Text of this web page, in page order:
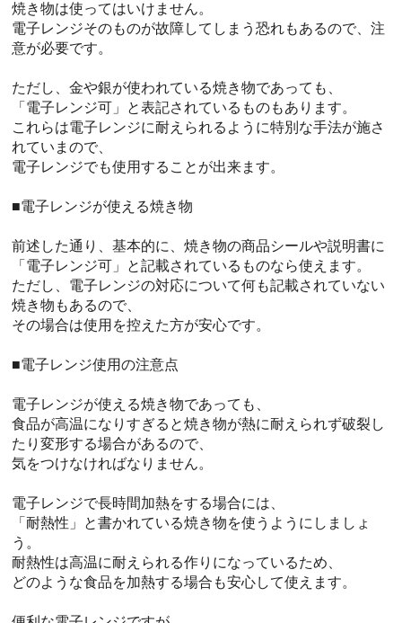
焼き物は使ってはいけません。
電子レンジそのものが故障してしまう恐れもあるので、注
意が必要です。
ただし、金や銀が使われている焼き物であっても、
「電子レンジ可」と表記されているものもあります。
これらは電子レンジに耐えられるように特別な手法が施さ
れていまので、
電子レンジでも使用することが出来ます。
■電子レンジが使える焼き物
前述した通り、基本的に、焼き物の商品シールや説明書に
「電子レンジ可」と記載されているものなら使えます。
ただし、電子レンジの対応について何も記載されていない
焼き物もあるので、
その場合は使用を控えた方が安心です。
■電子レンジ使用の注意点
電子レンジが使える焼き物であっても、
食品が高温になりすぎると焼き物が熱に耐えられず破裂し
たり変形する場合があるので、
気をつけなければなりません。
電子レンジで長時間加熱をする場合には、
「耐熱性」と書かれている焼き物を使うようにしましょ
う。
耐熱性は高温に耐えられる作りになっているため、
どのような食品を加熱する場合も安心して使えます。